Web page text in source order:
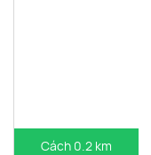
Cách 0.2 km